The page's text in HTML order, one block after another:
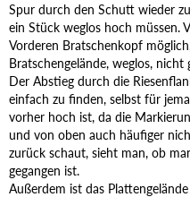
Spur durch den Schutt wieder
ein Stück weglos hoch müssen.
Vorderen Bratschenkopf
Bratschengelände, weglos, nicht
Der Abstieg durch die
einfach zu finden, selbst für
vorher hoch ist, da die
und von oben auch häufiger
zurück schaut, sieht man, ob
gegangen ist.
Außerdem ist das